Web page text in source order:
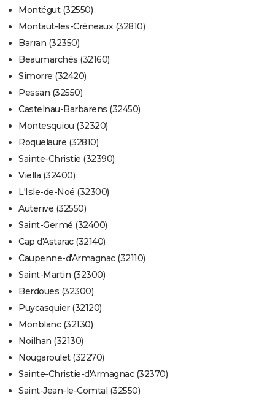
Montégut (32550)
Montaut-les-Créneaux (32810)
Barran (32350)
Beaumarchés (32160)
Simorre (32420)
Pessan (32550)
Castelnau-Barbarens (32450)
Montesquiou (32320)
Roquelaure (32810)
Sainte-Christie (32390)
Viella (32400)
L'Isle-de-Noé (32300)
Auterive (32550)
Saint-Germé (32400)
Cap d'Astarac (32140)
Caupenne-d'Armagnac (32110)
Saint-Martin (32300)
Berdoues (32300)
Puycasquier (32120)
Monblanc (32130)
Noilhan (32130)
Nougaroulet (32270)
Sainte-Christie-d'Armagnac (32370)
Saint-Jean-le-Comtal (32550)